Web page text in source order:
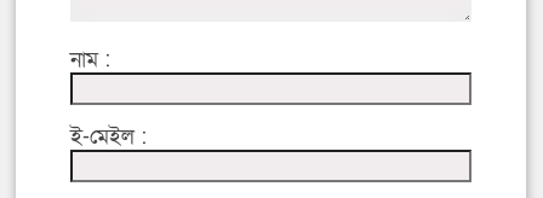
নাম :
ই-মেইল :